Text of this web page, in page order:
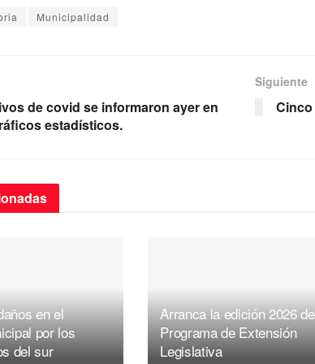
ail at
p
p
e
m
Municipalidad
de covid se informaron ayer en
estadísticos.
Siguiente
en el
por los
del sur
Arranca la edición 2026
Programa de Extensión
Legislativa